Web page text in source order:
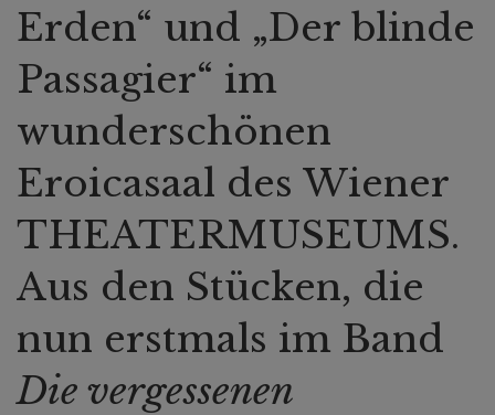
Erden“ und „Der blinde
Passagier“ im
wunderschönen
Eroicasaal des Wiener
THEATERMUSEUMS.
Aus den Stücken, die
nun erstmals im Band
Die vergessenen